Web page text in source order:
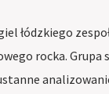
łódzkiego
rocka. Grupa